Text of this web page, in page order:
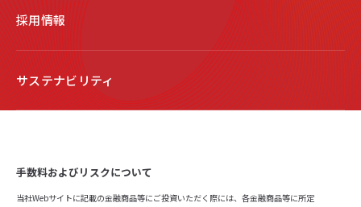
採用情報
サステナビリティ
手数料およびリスクについて
当社Webサイトに記載の金融商品等にご投資いただく際には、各金融商品等に所定